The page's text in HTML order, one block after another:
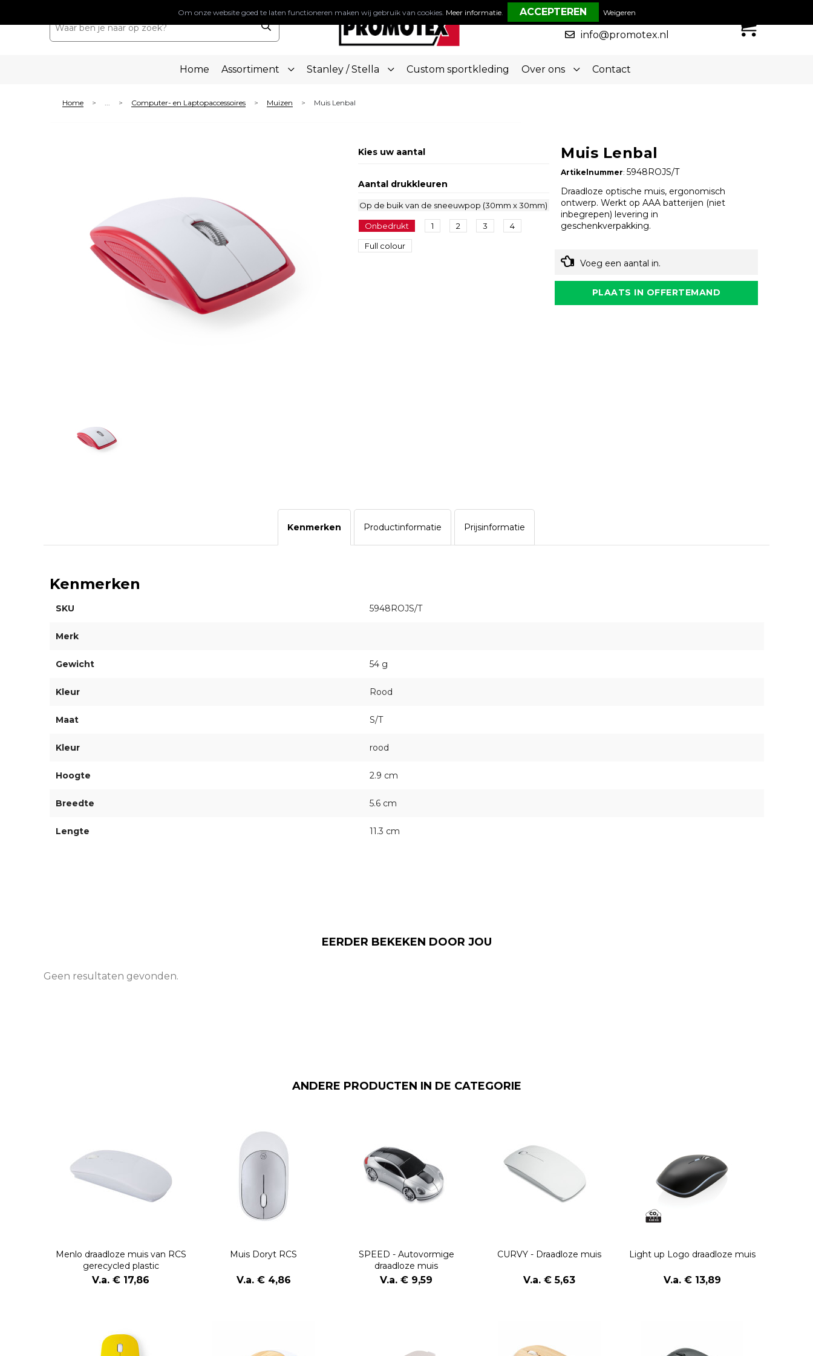
050-5773636
info@promotex.nl
Home Assortiment Stanley / Stella Custom sportkleding Over ons Contact
Home > ... > Computer- en Laptopaccessoires > Muizen > Muis Lenbal
Kies uw aantal
Aantal drukkleuren
Op de buik van de sneeuwpop (30mm x 30mm)
Onbedrukt 1 2 3 4
Full colour
Muis Lenbal
Artikelnummer: 5948ROJS/T
Draadloze optische muis, ergonomisch
ontwerp. Werkt op AAA batterijen (niet
inbegrepen) levering in
geschenkverpakking.
Voeg een aantal in.
PLAATS IN OFFERTEMAND
Kenmerken Productinformatie Prijsinformatie
Kenmerken
SKU 5948ROJS/T
Merk
Gewicht 54 g
Kleur Rood
Maat S/T
Kleur rood
Hoogte 2.9 cm
Breedte 5.6 cm
Lengte 11.3 cm
EERDER BEKEKEN DOOR JOU
Geen resultaten gevonden.
ANDERE PRODUCTEN IN DE CATEGORIE
Menlo draadloze muis van RCS
gerecycled plastic
V.a. € 17,86
Muis Doryt RCS
V.a. € 4,86
SPEED - Autovormige
draadloze muis
V.a. € 9,59
CURVY - Draadloze muis
V.a. € 5,63
Light up Logo draadloze muis
V.a. € 13,89
Om onze website goed te laten functioneren maken wij gebruik van cookies. Meer informatie. Weigeren